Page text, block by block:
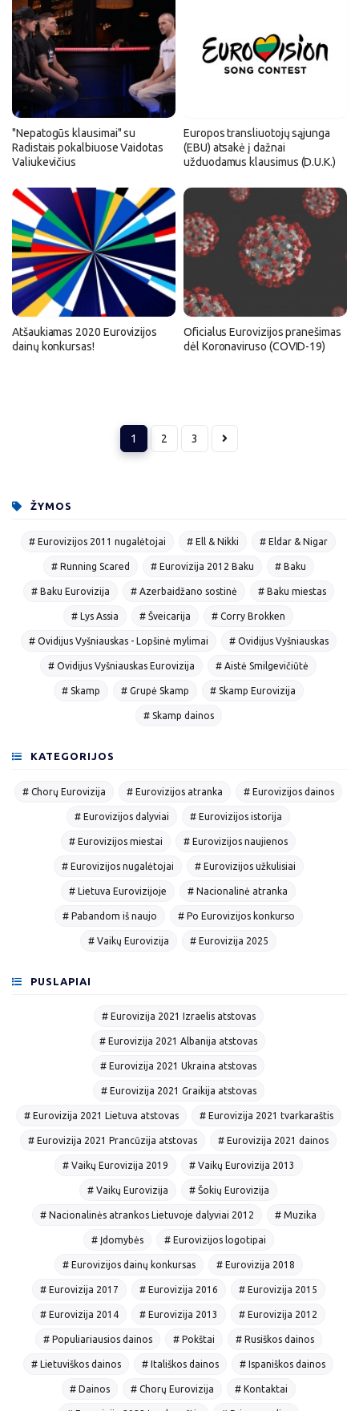
"Nepatogūs klausimai" su
Radistais pokalbiuose Vaidotas
Valiukevičius
Europos transliuotojų sąjunga
(EBU) atsakė į dažnai
užduodamus klausimus (D.U.K.)
Atšaukiamas 2020 Eurovizijos
dainų konkursas!
Oficialus Eurovizijos pranešimas
dėl Koronaviruso (COVID-19)
1 2 3
ŽYMOS
# Eurovizijos 2011 nugalėtojai # Ell & Nikki # Eldar & Nigar
# Running Scared # Eurovizija 2012 Baku # Baku
# Baku Eurovizija # Azerbaidžano sostinė # Baku miestas
# Lys Assia # Šveicarija # Corry Brokken
# Ovidijus Vyšniauskas - Lopšinė mylimai # Ovidijus Vyšniauskas
# Ovidijus Vyšniauskas Eurovizija # Aistė Smilgevičiūtė
# Skamp # Grupė Skamp # Skamp Eurovizija
# Skamp dainos
KATEGORIJOS
# Chorų Eurovizija # Eurovizijos atranka # Eurovizijos dainos
# Eurovizijos dalyviai # Eurovizijos istorija
# Eurovizijos miestai # Eurovizijos naujienos
# Eurovizijos nugalėtojai # Eurovizijos užkulisiai
# Lietuva Eurovizijoje # Nacionalinė atranka
# Pabandom iš naujo # Po Eurovizijos konkurso
# Vaikų Eurovizija # Eurovizija 2025
PUSLAPIAI
# Eurovizija 2021 Izraelis atstovas
# Eurovizija 2021 Albanija atstovas
# Eurovizija 2021 Ukraina atstovas
# Eurovizija 2021 Graikija atstovas
# Eurovizija 2021 Lietuva atstovas # Eurovizija 2021 tvarkaraštis
# Eurovizija 2021 Prancūzija atstovas # Eurovizija 2021 dainos
# Vaikų Eurovizija 2019 # Vaikų Eurovizija 2013
# Vaikų Eurovizija # Šokių Eurovizija
# Nacionalinės atrankos Lietuvoje dalyviai 2012 # Muzika
# Įdomybės # Eurovizijos logotipai
# Eurovizijos dainų konkursas # Eurovizija 2018
# Eurovizija 2017 # Eurovizija 2016 # Eurovizija 2015
# Eurovizija 2014 # Eurovizija 2013 # Eurovizija 2012
# Populiariausios dainos # Pokštai # Rusiškos dainos
# Lietuviškos dainos # Itališkos dainos # Ispaniškos dainos
# Dainos # Chorų Eurovizija # Kontaktai